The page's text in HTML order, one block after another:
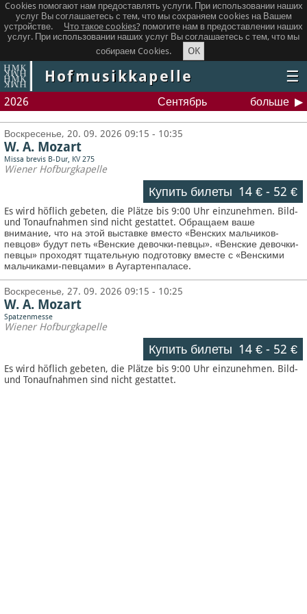
Cookies помогают нам предоставлять услуги. При использовании наших
услуг Вы соглашаетесь с тем, что мы сохраняем сookies на Вашем
устройстве.
Что такое сookies? помогите нам в предоставлении наших
услуг. При использовании наших услуг Вы соглашаетесь с тем, что мы
собираем Cookies.
OK
Hofmusikkapelle ☰
2026 Сентябрь больше
Воскресенье, 20. 09. 2026 09:15 - 10:35
W. A. Mozart
Missa brevis B-Dur, KV 275
Wiener Hofburgkapelle
Купить билеты 14 €- 52 €
Es wird höflich gebeten, die Plätze bis 9:00 Uhr einzunehmen. Bild-
und Tonaufnahmen sind nicht gestattet.Обращаем ваше
внимание, что на этой выставке вместо «Венских мальчиков-
певцов» будут петь «Венские девочки-певцы». «Венские девочки-
певцы» проходят тщательную подготовку вместе с «Венскими
мальчиками-певцами» в Аугартенпаласе.
Воскресенье, 27. 09. 2026 09:15 - 10:25
W. A. Mozart
Spatzenmesse
Wiener Hofburgkapelle
Купить билеты 14 €- 52 €
Es wird höflich gebeten, die Plätze bis 9:00 Uhr einzunehmen. Bild-
und Tonaufnahmen sind nicht gestattet.